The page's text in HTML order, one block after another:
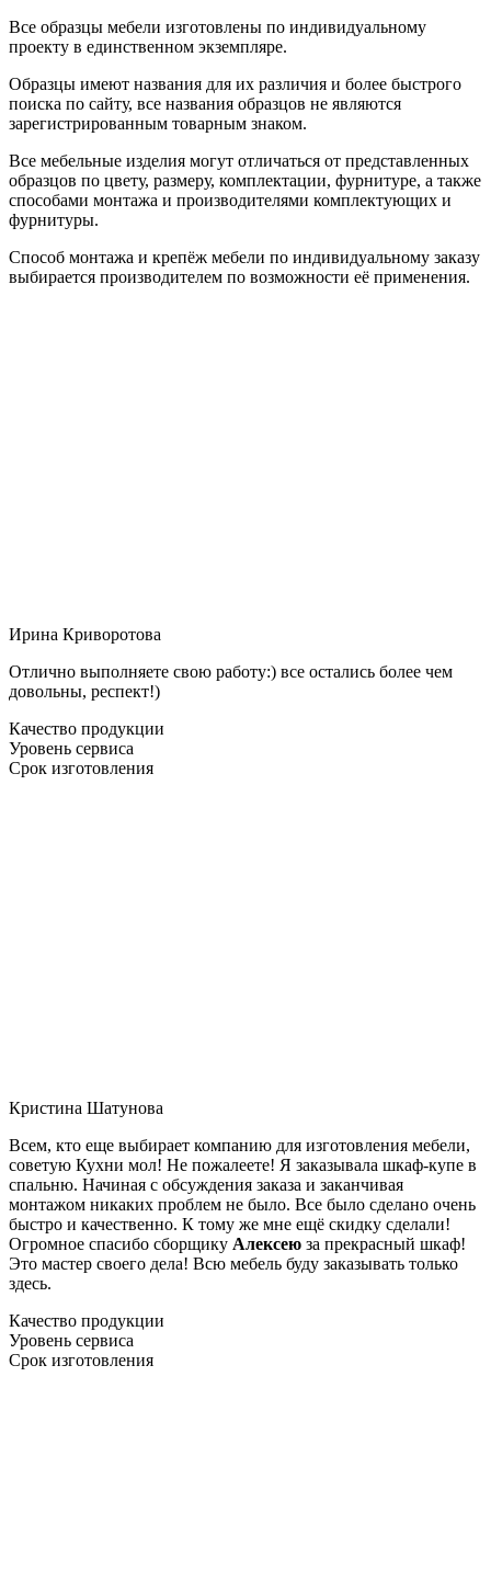
Все образцы мебели изготовлены по индивидуальному
проекту в единственном экземпляре.
Образцы имеют названия для их различия и более быстрого
поиска по сайту, все названия образцов не являются
зарегистрированным товарным знаком.
Все мебельные изделия могут отличаться от представленных
образцов по цвету, размеру, комплектации, фурнитуре, а также
способами монтажа и производителями комплектующих и
фурнитуры.
Способ монтажа и крепёж мебели по индивидуальному заказу
выбирается производителем по возможности её применения.
Ирина Криворотова
Отлично выполняете свою работу:) все остались более чем
довольны, респект!)
Качество продукции
Уровень сервиса
Срок изготовления
Кристина Шатунова
Всем, кто еще выбирает компанию для изготовления мебели,
советую Кухни мол! Не пожалеете! Я заказывала шкаф-купе в
спальню. Начиная с обсуждения заказа и заканчивая
монтажом никаких проблем не было. Все было сделано очень
быстро и качественно. К тому же мне ещё скидку сделали!
Огромное спасибо сборщику Алексею за прекрасный шкаф!
Это мастер своего дела! Всю мебель буду заказывать только
здесь.
Качество продукции
Уровень сервиса
Срок изготовления